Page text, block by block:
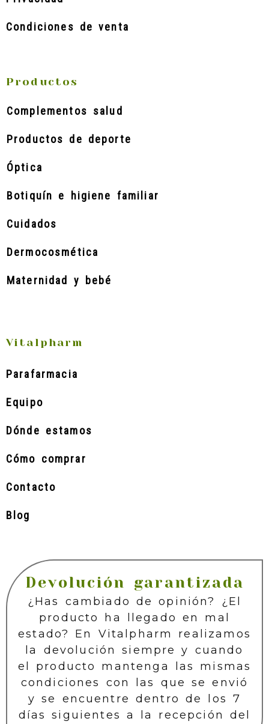
Condiciones de venta
Productos
Complementos salud
Productos de deporte
Óptica
Botiquín e higiene familiar
Cuidados
Dermocosmética
Maternidad y bebé
Vitalpharm
Parafarmacia
Equipo
Dónde estamos
Cómo comprar
Contacto
Blog
Devolución garantizada
¿Has cambiado de opinión? ¿El
producto ha llegado en mal
estado? En Vitalpharm realizamos
la devolución siempre y cuando
el producto mantenga las mismas
condiciones con las que se envió
y se encuentre dentro de los 7
días siguientes a la recepción del